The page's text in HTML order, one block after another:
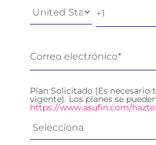
Plan Solicitado (Es necesario
vigente). Los planes se
https://www.asufin.com/